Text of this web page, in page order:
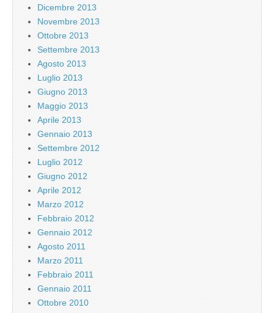
Dicembre 2013
Novembre 2013
Ottobre 2013
Settembre 2013
Agosto 2013
Luglio 2013
Giugno 2013
Maggio 2013
Aprile 2013
Gennaio 2013
Settembre 2012
Luglio 2012
Giugno 2012
Aprile 2012
Marzo 2012
Febbraio 2012
Gennaio 2012
Agosto 2011
Marzo 2011
Febbraio 2011
Gennaio 2011
Ottobre 2010